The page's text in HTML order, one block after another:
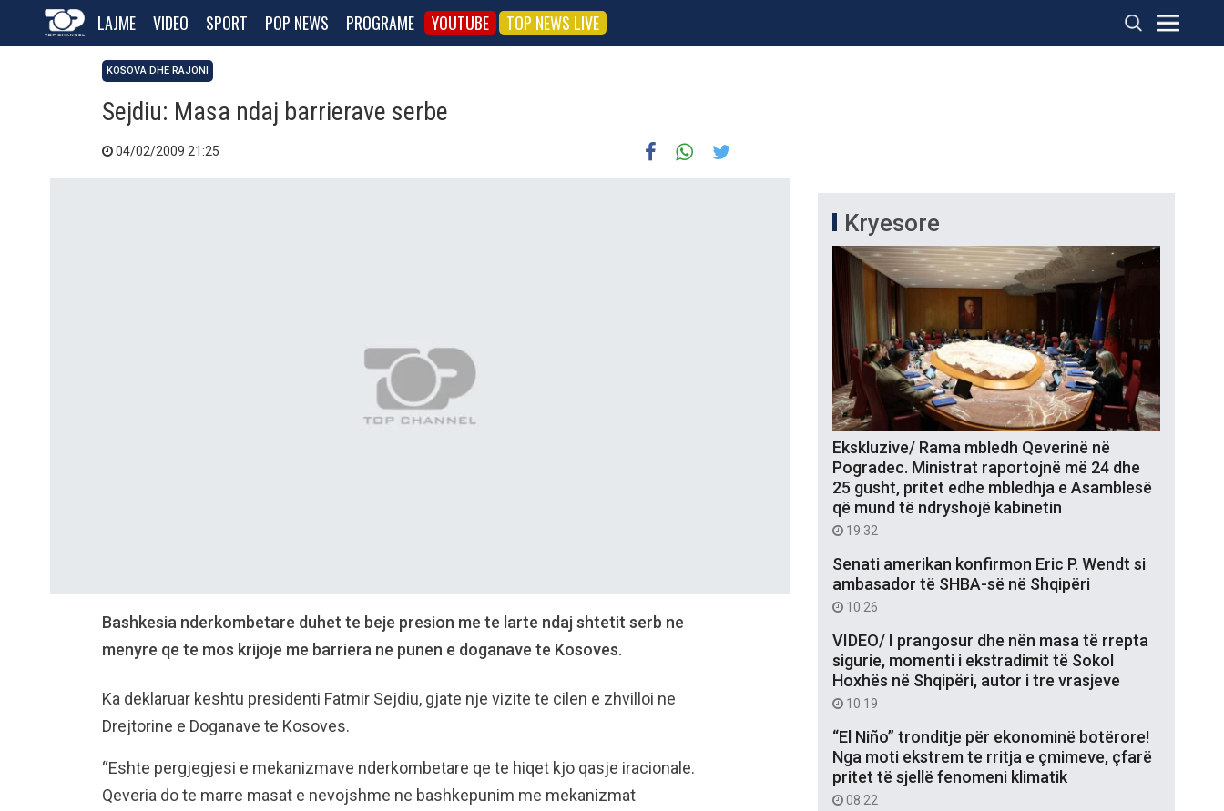
LAJME VIDEO SPORT POP NEWS PROGRAME YOUTUBE TOP NEWS LIVE
KOSOVA DHE RAJONI
Sejdiu: Masa ndaj barrierave serbe
04/02/2009 21:25
Bashkesia nderkombetare duhet te beje presion me te larte ndaj shtetit serb ne
menyre qe te mos krijoje me barriera ne punen e doganave te Kosoves.
Ka deklaruar keshtu presidenti Fatmir Sejdiu, gjate nje vizite te cilen e zhvilloi ne
Drejtorine e Doganave te Kosoves.
“Eshte pergjegjesi e mekanizmave nderkombetare qe te hiqet kjo qasje iracionale.
Qeveria do te marre masat e nevojshme ne bashkepunim me mekanizmat
Kryesore
Ekskluzive/ Rama mbledh Qeverinë në
Pogradec. Ministrat raportojnë më 24 dhe
25 gusht, pritet edhe mbledhja e Asamblesë
që mund të ndryshojë kabinetin
19:32
Senati amerikan konfirmon Eric P. Wendt si
ambasador të SHBA-së në Shqipëri
10:26
VIDEO/ I prangosur dhe nën masa të rrepta
sigurie, momenti i ekstradimit të Sokol
Hoxhës në Shqipëri, autor i tre vrasjeve
10:19
“El Niño” tronditje për ekonominë botërore!
Nga moti ekstrem te rritja e çmimeve, çfarë
pritet të sjellë fenomeni klimatik
08:22